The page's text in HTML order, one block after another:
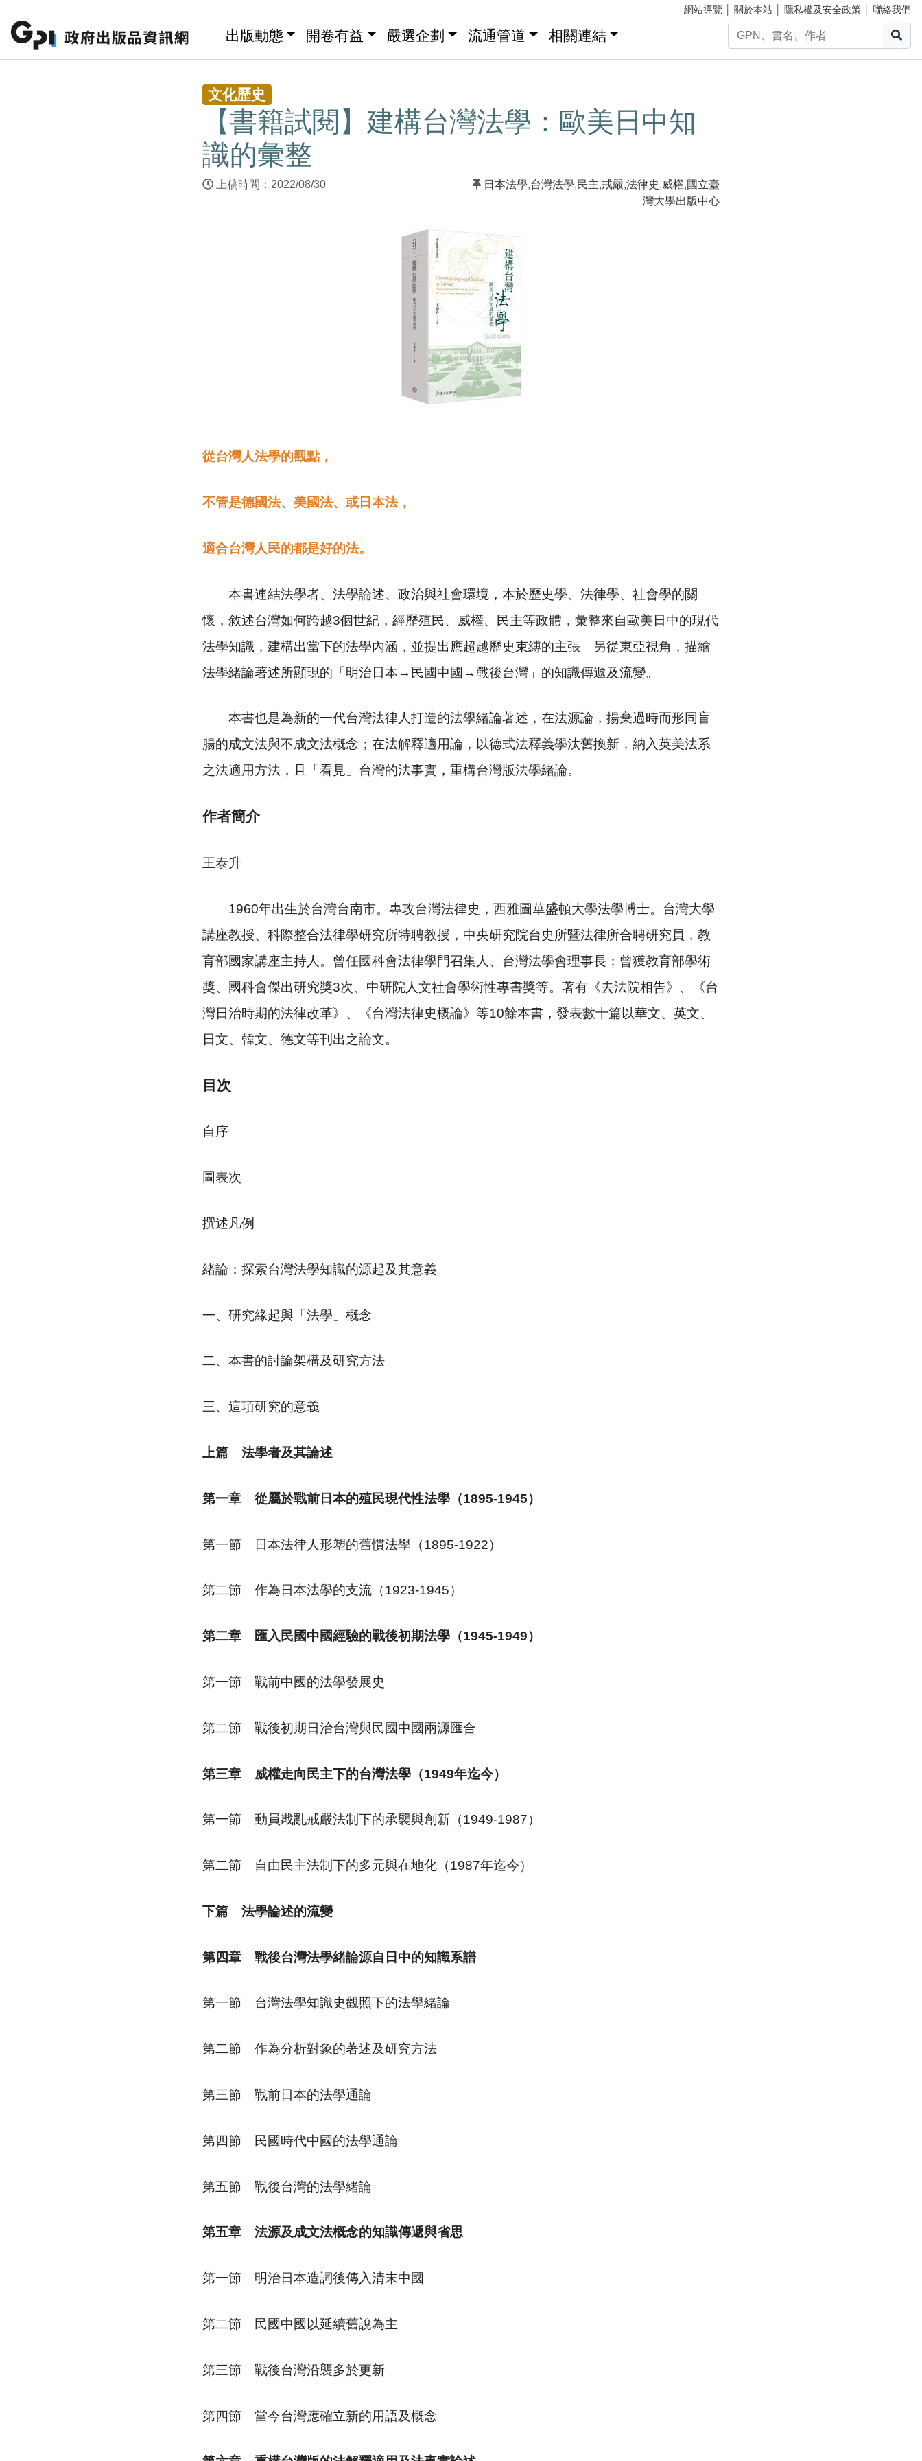
網站導覽 關於本站 隱私權及安全政策 聯絡我們
出版動態 開卷有益 嚴選企劃 流通管道 相關連結
文化歷史
【書籍試閱】建構台灣法學：歐美日中知
識的彙整
上稿時間：2022/08/30 日本法學,台灣法學,民主,戒嚴,法律史,威權,國立臺
灣大學出版中心
從台灣人法學的觀點，
不管是德國法、美國法、或日本法，
適合台灣人民的都是好的法。
本書連結法學者、法學論述、政治與社會環境，本於歷史學、法律學、社會學的關
懷，敘述台灣如何跨越3個世紀，經歷殖民、威權、民主等政體，彙整來自歐美日中的現代
法學知識，建構出當下的法學內涵，並提出應超越歷史束縛的主張。另從東亞視角，描繪
法學緒論著述所顯現的「明治日本→ 民國中國 →戰後台灣」的知識傳遞及流變。
本書也是為新的一代台灣法律人打造的法學緒論著述，在法源論，揚棄過時而形同盲
腸的成文法與不成文法概念；在法解釋適用論，以德式法釋義學汰舊換新，納入英美法系
之法適用方法，且「看見」台灣的法事實，重構台灣版法學緒論。
作者簡介
王泰升
1960年出生於台灣台南市。專攻台灣法律史，西雅圖華盛頓大學法學博士。台灣大學
講座教授、科際整合法律學研究所特聘教授，中央研究院台史所暨法律所合聘研究員，教
育部國家講座主持人。曾任國科會法律學門召集人、台灣法學會理事長；曾獲教育部學術
獎、國科會傑出研究獎3次、中研院人文社會學術性專書獎等。著有《去法院相告》、《台
灣日治時期的法律改革》、《台灣法律史概論》等10餘本書，發表數十篇以華文、英文、
日文、韓文、德文等刊出之論文。
目次
自序
圖表次
撰述凡例
緒論：探索台灣法學知識的源起及其意義
一、研究緣起與「法學」概念
二、本書的討論架構及研究方法
三、這項研究的意義
上篇 法學者及其論述
第一章 從屬於戰前日本的殖民現代性法學（1895-1945）
第一節 日本法律人形塑的舊慣法學（1895-1922）
第二節 作為日本法學的支流（1923-1945）
第二章 匯入民國中國經驗的戰後初期法學（1945-1949）
第一節 戰前中國的法學發展史
第二節 戰後初期日治台灣與民國中國兩源匯合
第三章 威權走向民主下的台灣法學（1949年迄今）
第一節 動員戡亂戒嚴法制下的承襲與創新（1949-1987）
第二節 自由民主法制下的多元與在地化（1987年迄今）
下篇 法學論述的流變
第四章 戰後台灣法學緒論源自日中的知識系譜
第一節 台灣法學知識史觀照下的法學緒論
第二節 作為分析對象的著述及研究方法
第三節 戰前日本的法學通論
第四節 民國時代中國的法學通論
第五節 戰後台灣的法學緒論
第五章 法源及成文法概念的知識傳遞與省思
第一節 明治日本造詞後傳入清末中國
第二節 民國中國以延續舊說為主
第三節 戰後台灣沿襲多於更新
第四節 當今台灣應確立新的用語及概念